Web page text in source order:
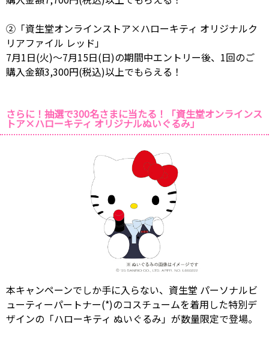
②「資生堂オンラインストア×ハローキティ オリジナルク
リアファイル レッド」
7月1日(火)～7月15日(日)の期間中エントリー後、1回のご
購入金額3,300円(税込)以上でもらえる！
さらに！抽選で300名さまに当たる！「資生堂オンラインス
トア×ハローキティ オリジナルぬいぐるみ」
本キャンペーンでしか手に入らない、資生堂 パーソナルビ
ューティーパートナー(*)のコスチュームを着用した特別デ
ザインの「ハローキティ ぬいぐるみ」が数量限定で登場。